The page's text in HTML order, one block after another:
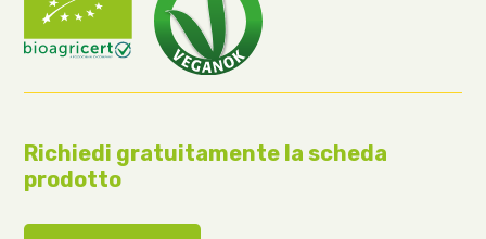
Richiedi gratuitamente la scheda
prodotto